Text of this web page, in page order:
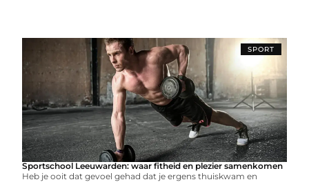
SPORT
Sportschool Leeuwarden: waar fitheid en plezier samenkomen
Heb je ooit dat gevoel gehad dat je ergens thuiskwam en